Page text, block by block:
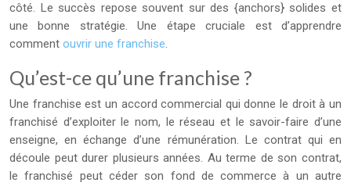
côté. Le succès repose souvent sur des {anchors} solides et
une bonne stratégie. Une étape cruciale est d’apprendre
comment ouvrir une franchise.
Qu’est-ce qu’une franchise ?
Une franchise est un accord commercial qui donne le droit à un
franchisé d’exploiter le nom, le réseau et le savoir-faire d’une
enseigne, en échange d’une rémunération. Le contrat qui en
découle peut durer plusieurs années. Au terme de son contrat,
le franchisé peut céder son fond de commerce à un autre